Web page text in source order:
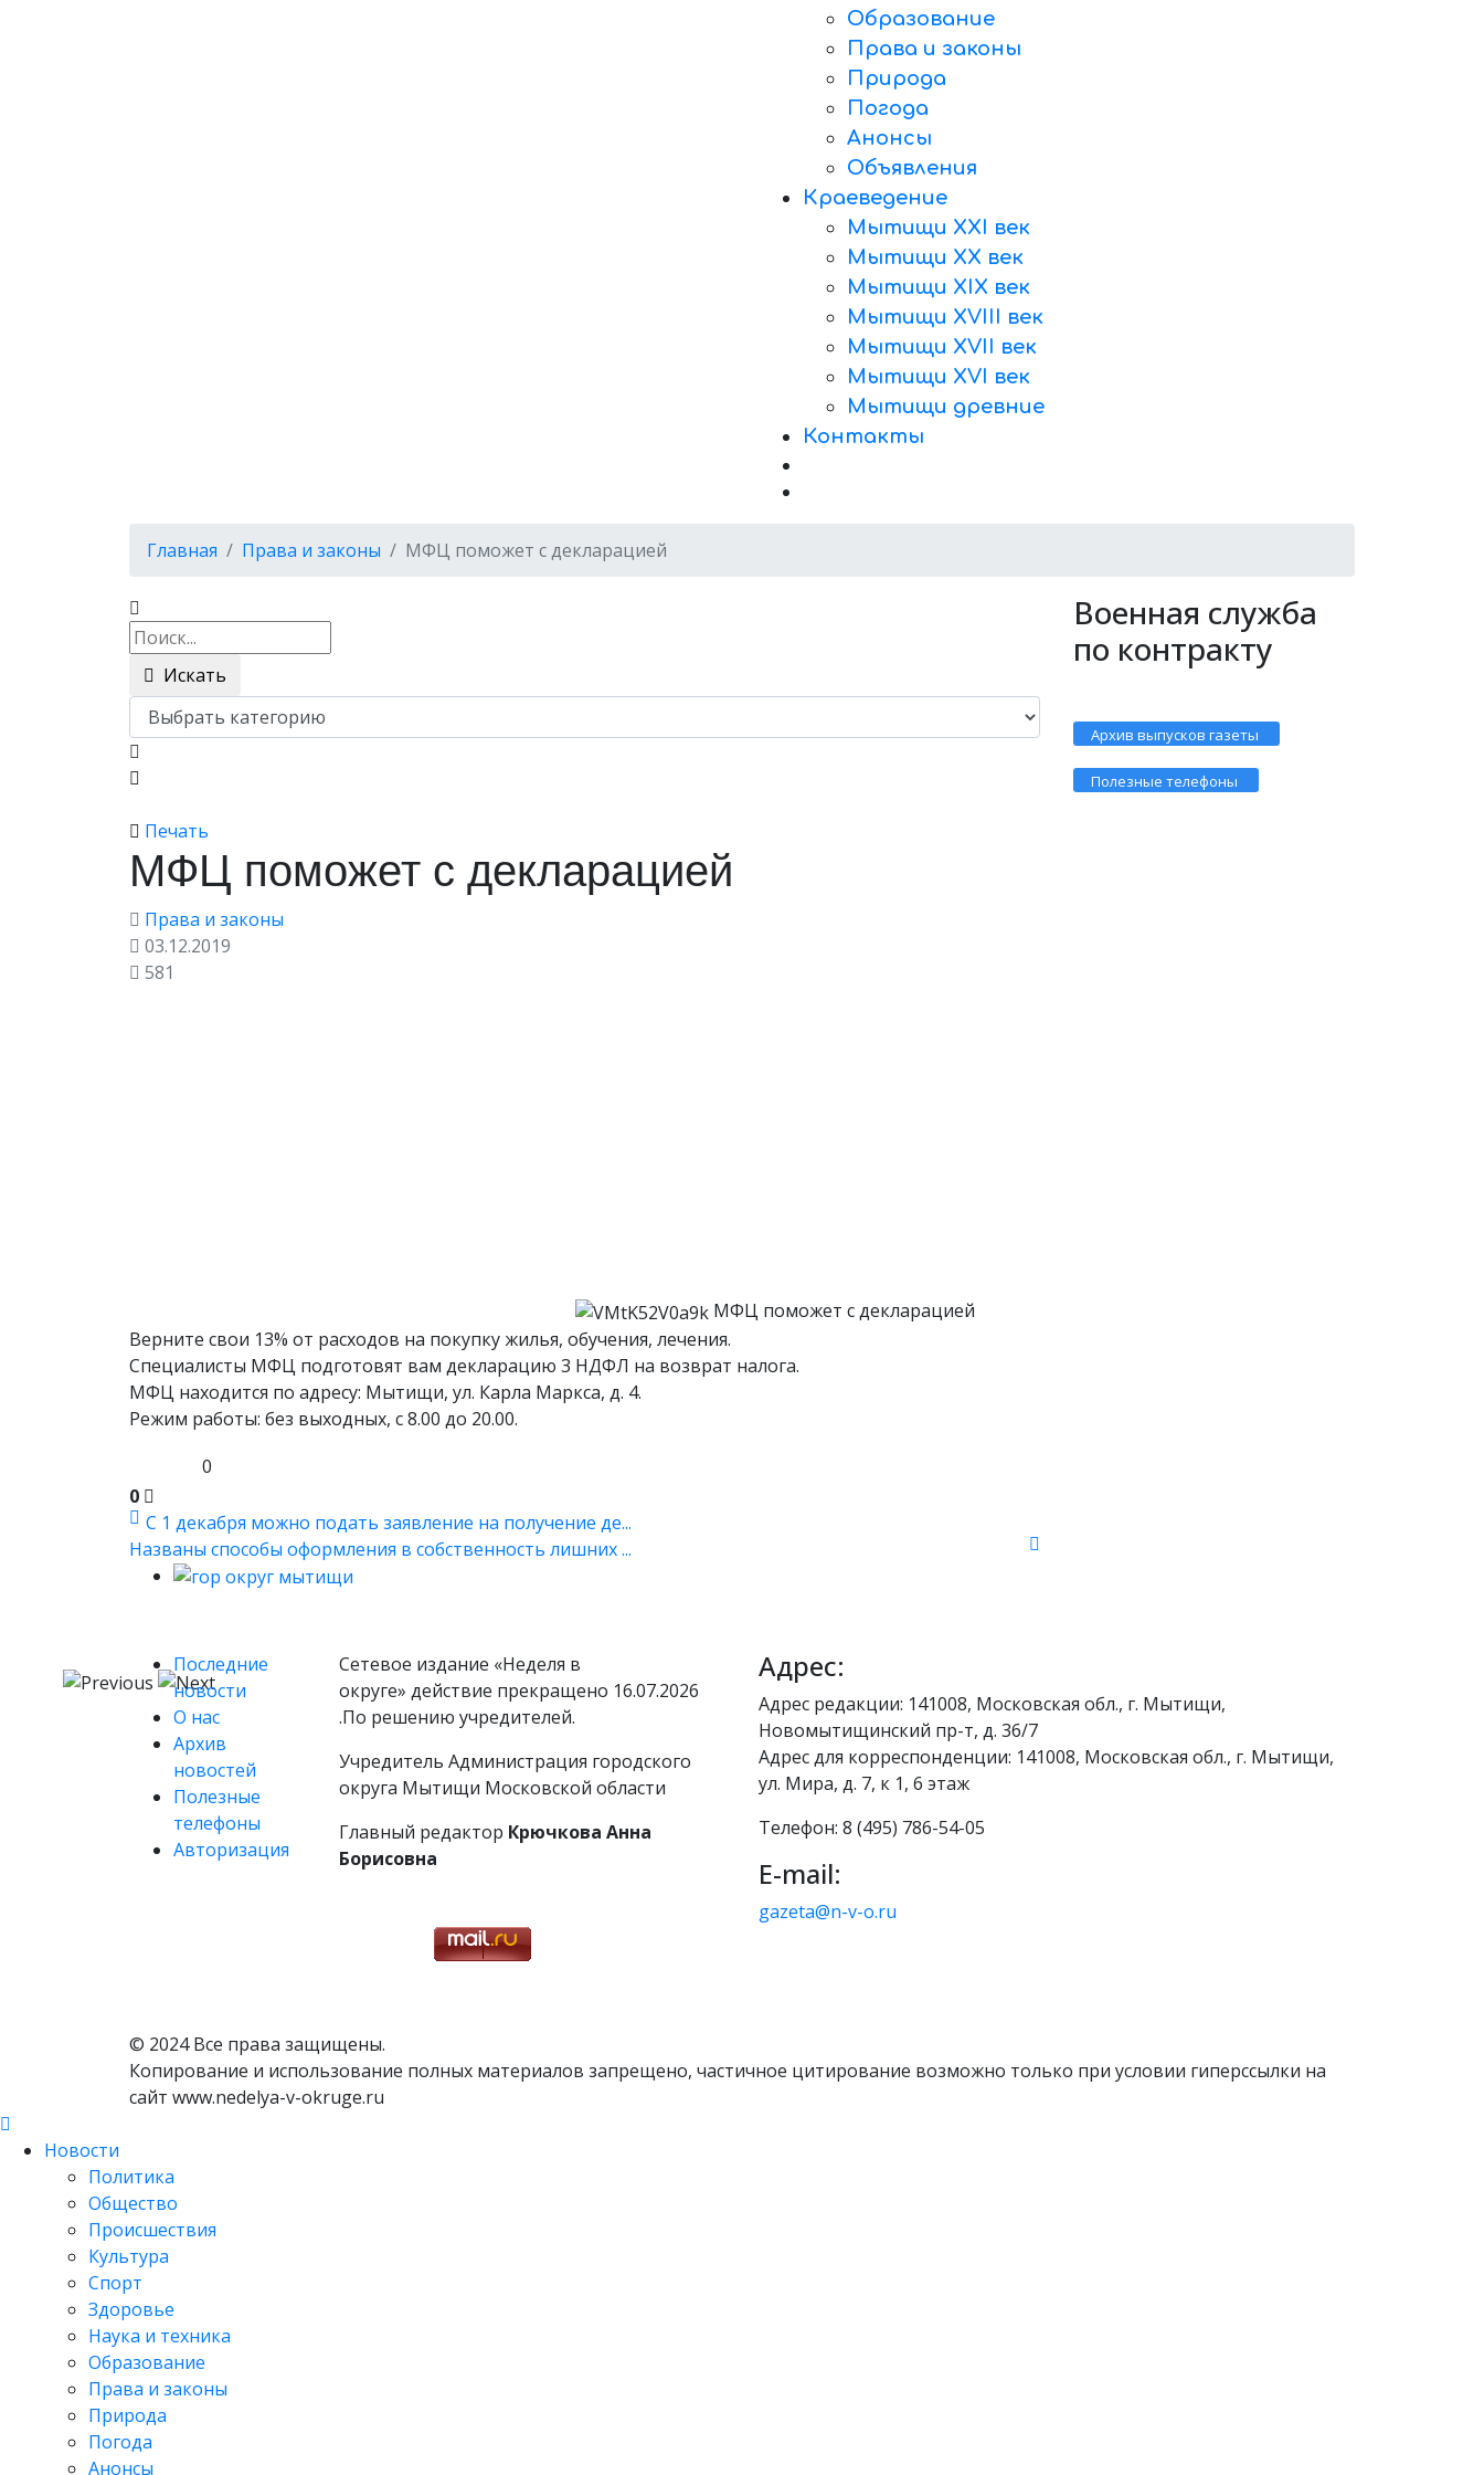
Образование
Права и законы
Природа
Погода
Анонсы
Объявления
Краеведение
Мытищи XXI век
Мытищи XX век
Мытищи XIX век
Мытищи XVIII век
Мытищи XVII век
Мытищи XVI век
Мытищи древние
Контакты
Главная Права и законы МФЦ поможет с декларацией
Искать
Печать
МФЦ поможет с декларацией
Права и законы
03.12.2019
581
МФЦ поможет с декларацией
Верните свои 13% от расходов на покупку жилья, обучения, лечения.
Специалисты МФЦ подготовят вам декларацию 3 НДФЛ на возврат налога.
МФЦ находится по адресу: Мытищи, ул. Карла Маркса, д. 4.
Режим работы: без выходных, с 8.00 до 20.00.
0
0
С 1 декабря можно подать заявление на получение де...
Названы способы оформления в собственность лишних ...
Военная служба
по контракту
Архив выпусков газеты
Полезные телефоны
Последние
новости
О нас
Архив
новостей
Полезные
телефоны
Авторизация
Сетевое издание «Неделя в
округе» действие прекращено 16.07.2026
.По решению учредителей.
Учредитель Администрация городского
округа Мытищи Московской области
Главный редактор Крючкова Анна
Борисовна
Адрес:
Адрес редакции: 141008, Московская обл., г. Мытищи,
Новомытищинский пр-т, д. 36/7
Адрес для корреспонденции: 141008, Московская обл., г. Мытищи,
ул. Мира, д. 7, к 1, 6 этаж
Телефон: 8 (495) 786-54-05
E-mail:
gazeta@n-v-o.ru
© 2024 Все права защищены.
Копирование и использование полных материалов запрещено, частичное цитирование возможно только при условии гиперссылки на
сайт www.nedelya-v-okruge.ru
Новости
Политика
Общество
Происшествия
Культура
Спорт
Здоровье
Наука и техника
Образование
Права и законы
Природа
Погода
Анонсы